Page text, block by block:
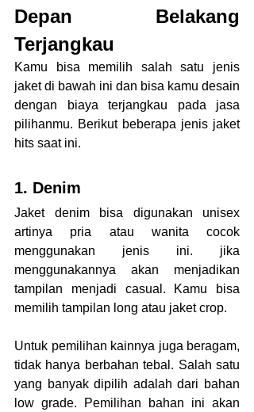
Depan Belakang
Terjangkau
Kamu bisa memilih salah satu jenis
jaket di bawah ini dan bisa kamu desain
dengan biaya terjangkau pada jasa
pilihanmu. Berikut beberapa jenis jaket
hits saat ini.
1. Denim
Jaket denim bisa digunakan unisex
artinya pria atau wanita cocok
menggunakan jenis ini. jika
menggunakannya akan menjadikan
tampilan menjadi casual. Kamu bisa
memilih tampilan long atau jaket crop.
Untuk pemilihan kainnya juga beragam,
tidak hanya berbahan tebal. Salah satu
yang banyak dipilih adalah dari bahan
low grade. Pemilihan bahan ini akan